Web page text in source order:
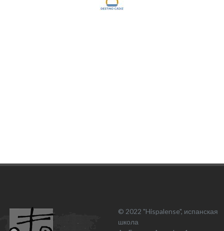
© 2022 "Hispalense", испанская
школа